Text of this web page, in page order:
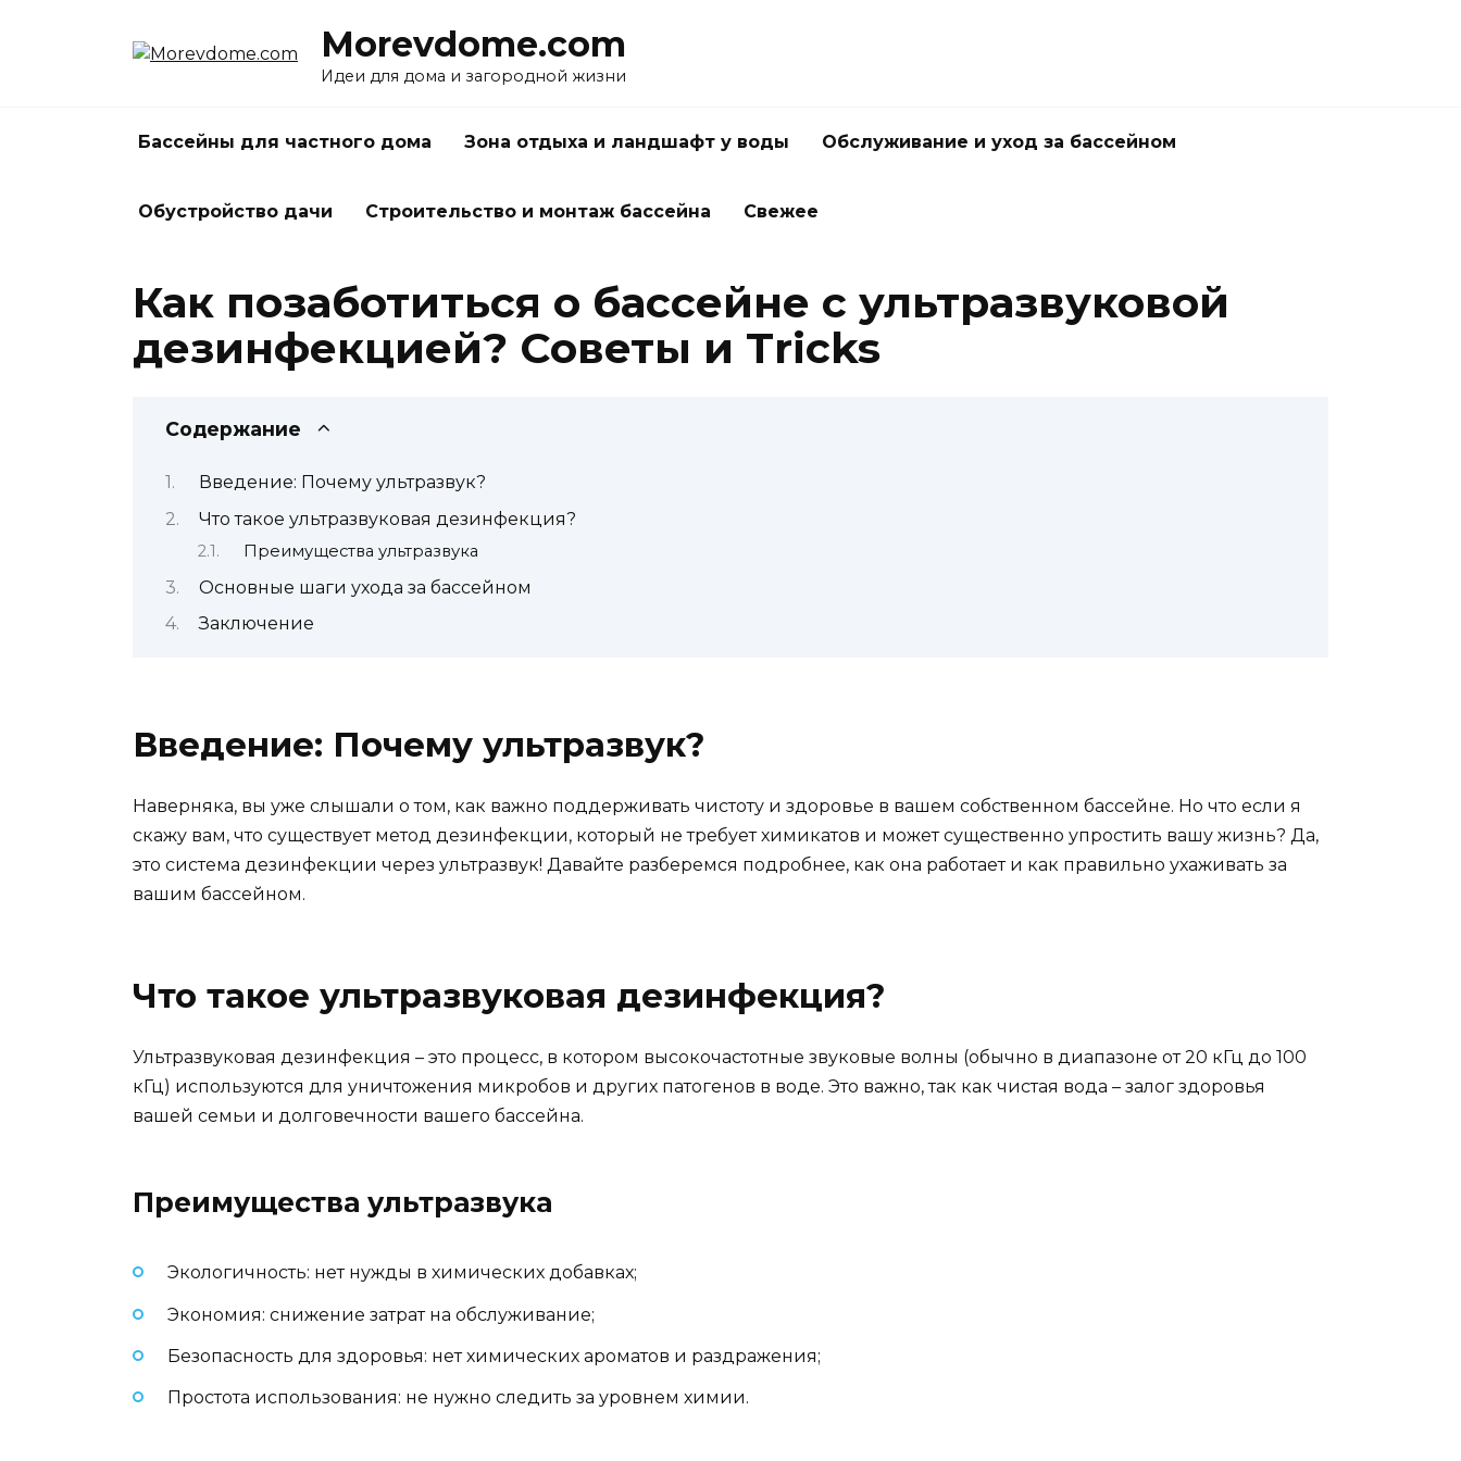
Morevdome.com
Идеи для дома и загородной жизни
Бассейны для частного дома Зона отдыха и ландшафт у воды Обслуживание и уход за бассейном
Обустройство дачи Строительство и монтаж бассейна Свежее
Как позаботиться о бассейне с ультразвуковой
дезинфекцией? Советы и Tricks
Содержание
Введение: Почему ультразвук?
Что такое ультразвуковая дезинфекция?
Преимущества ультразвука
Основные шаги ухода за бассейном
Заключение
Введение: Почему ультразвук?
Наверняка, вы уже слышали о том, как важно поддерживать чистоту и здоровье в вашем собственном бассейне. Но что если я
скажу вам, что существует метод дезинфекции, который не требует химикатов и может существенно упростить вашу жизнь? Да,
это система дезинфекции через ультразвук! Давайте разберемся подробнее, как она работает и как правильно ухаживать за
вашим бассейном.
Что такое ультразвуковая дезинфекция?
Ультразвуковая дезинфекция – это процесс, в котором высокочастотные звуковые волны (обычно в диапазоне от 20 кГц до 100
кГц) используются для уничтожения микробов и других патогенов в воде. Это важно, так как чистая вода – залог здоровья
вашей семьи и долговечности вашего бассейна.
Преимущества ультразвука
Экологичность: нет нужды в химических добавках;
Экономия: снижение затрат на обслуживание;
Безопасность для здоровья: нет химических ароматов и раздражения;
Простота использования: не нужно следить за уровнем химии.